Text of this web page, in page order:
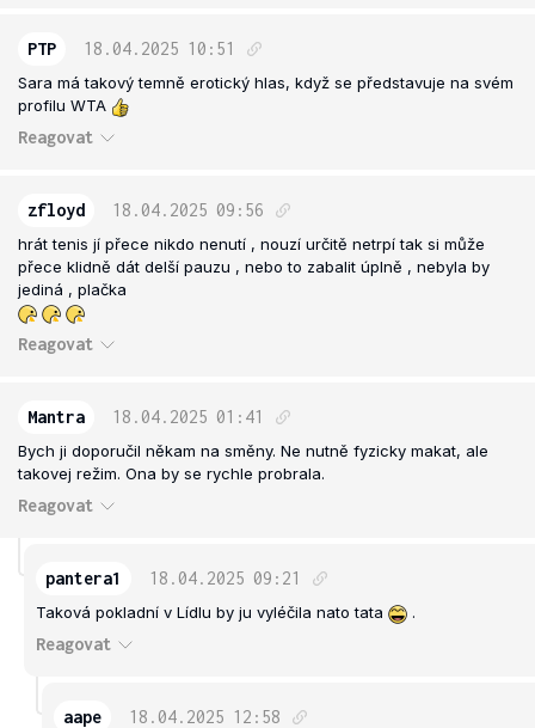
PTP 18.04.2025 10:51
Sara má takový temně erotický hlas, když se představuje na svém
profilu WTA
Reagovat
zfloyd 18.04.2025 09:56
hrát tenis jí přece nikdo nenutí , nouzí určitě netrpí tak si může
přece klidně dát delší pauzu , nebo to zabalit úplně , nebyla by
jediná , plačka
Reagovat
Mantra 18.04.2025 01:41
Bych ji doporučil někam na směny. Ne nutně fyzicky makat, ale
takovej režim. Ona by se rychle probrala.
Reagovat
pantera1 18.04.2025 09:21
Taková pokladní v Lídlu by ju vyléčila nato tata .
Reagovat
aape 18.04.2025 12:58